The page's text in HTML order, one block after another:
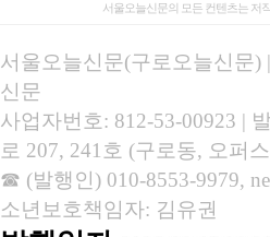
서울오늘신문의 모든 컨텐츠는 저
서울오늘신문(구로오늘신문)
신문
사업자번호: 812-53-00923 |
로 207, 241호 (구로동, 오퍼
☎ (발행인) 010-8553-9979,
소년보호책임자: 김유권